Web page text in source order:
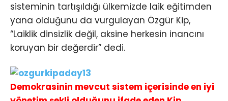
sisteminin tartışıldığı ülkemizde laik eğitimden
yana olduğunu da vurgulayan Özgür Kip,
“Laiklik dinsizlik değil, aksine herkesin inancını
koruyan bir değerdir” dedi.
Demokrasinin mevcut sistem içerisinde en iyi